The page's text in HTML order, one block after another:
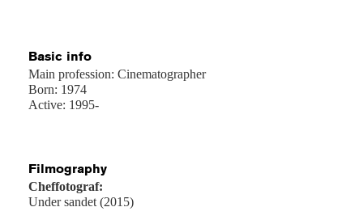
Basic info
Main profession: Cinematographer
Born: 1974
Active: 1995-
Filmography
Cheffotograf:
Under sandet (2015)